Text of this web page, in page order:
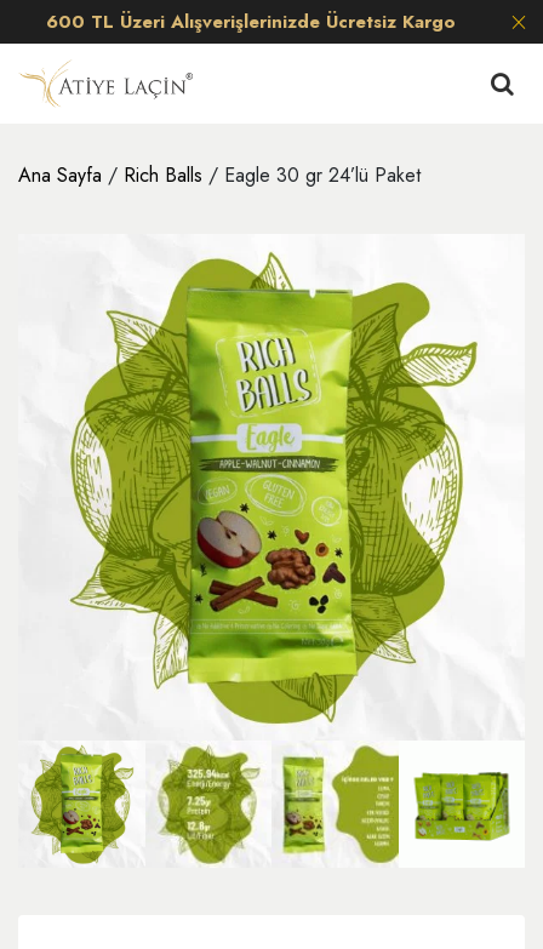
600 TL Üzeri Alışverişlerinizde Ücretsiz Kargo
Ana Sayfa / Rich Balls / Eagle 30 gr 24’lü Paket